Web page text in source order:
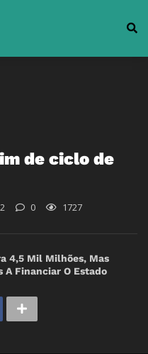
de ciclo de
0 1727
4,5 Mil Milhões, Mas
A Financiar O Estado